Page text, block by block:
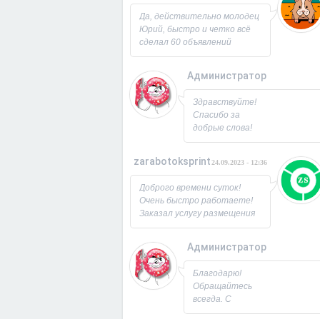
Да, действительно молодец
Юрий, быстро и четко всё
сделал 60 объявлений
разместил, всё работает,
страницы выросла в 2 раза
спасибо! Буду ещё
заказывать, советую!
Администратор
26.09.2023 - 07:33
Здравствуйте!
Спасибо за
добрые слова!
Всегда рад
пользователям.
просим!
Заходите ещё. С
Уважением,
Юрий!
zarabotoksprint 24.09.2023 - 12:36
Доброго времени суток!
Очень быстро работаете!
Заказал услугу размещения
объявления на 60 досок, за
исполнили! Большое
спасибо!
Администратор
22.09.2023 - 09:19
Благодарю!
Обращайтесь
всегда. С
Уважением,